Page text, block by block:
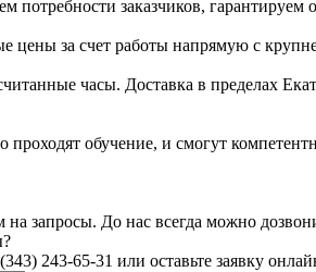
потребности заказчиков, гарантируем
цены за счет работы напрямую с
часы. Доставка в пределах
проходят обучение, и смогут
на запросы. До нас всегда можно
243-65-31 или оставьте заявку